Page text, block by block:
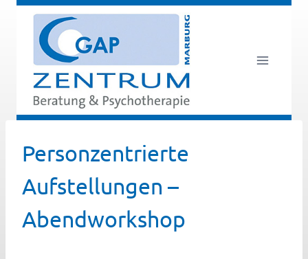
Zum
springen
Personzentrierte
Aufstellungen –
Abendworkshop